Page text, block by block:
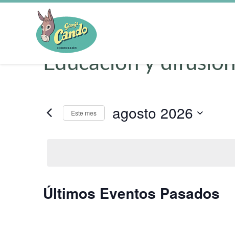
Educación y difusión
Este mes agosto 2026
Calendario
Últimos Eventos Pasados